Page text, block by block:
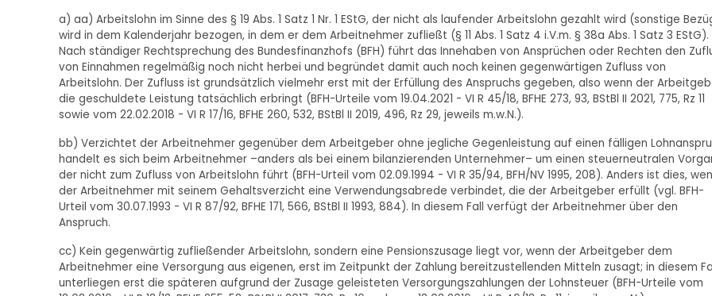
a) aa) Arbeitslohn im Sinne des § 19 Abs. 1 Satz 1 Nr. 1 EStG, der nicht als laufender Arbeitslohn gezahlt wird (sonstige
wird in dem Kalenderjahr bezogen, in dem er dem Arbeitnehmer zufließt (§ 11 Abs. 1 Satz 4 i.V.m. § 38a Abs. 1 Satz 3 EStG).
Nach ständiger Rechtsprechung des Bundesfinanzhofs (BFH) führt das Innehaben von Ansprüchen oder Rechten den
von Einnahmen regelmäßig noch nicht herbei und begründet damit auch noch keinen gegenwärtigen Zufluss von
Arbeitslohn. Der Zufluss ist grundsätzlich vielmehr erst mit der Erfüllung des Anspruchs gegeben, also wenn der
die geschuldete Leistung tatsächlich erbringt (BFH-Urteile vom 19.04.2021 - VI R 45/18, BFHE 273, 93, BStBl II 2021, 775, Rz 11
sowie vom 22.02.2018 - VI R 17/16, BFHE 260, 532, BStBl II 2019, 496, Rz 29, jeweils m.w.N.).
bb) Verzichtet der Arbeitnehmer gegenüber dem Arbeitgeber ohne jegliche Gegenleistung auf einen fälligen
handelt es sich beim Arbeitnehmer –anders als bei einem bilanzierenden Unternehmer– um einen steuerneutralen
der nicht zum Zufluss von Arbeitslohn führt (BFH-Urteil vom 02.09.1994 - VI R 35/94, BFH/NV 1995, 208). Anders ist dies,
der Arbeitnehmer mit seinem Gehaltsverzicht eine Verwendungsabrede verbindet, die der Arbeitgeber erfüllt (vgl. BFH-
Urteil vom 30.07.1993 - VI R 87/92, BFHE 171, 566, BStBl II 1993, 884). In diesem Fall verfügt der Arbeitnehmer über den
Anspruch.
cc) Kein gegenwärtig zufließender Arbeitslohn, sondern eine Pensionszusage liegt vor, wenn der Arbeitgeber dem
Arbeitnehmer eine Versorgung aus eigenen, erst im Zeitpunkt der Zahlung bereitzustellenden Mitteln zusagt; in diesem
unterliegen erst die späteren aufgrund der Zusage geleisteten Versorgungszahlungen der Lohnsteuer (BFH-Urteile vom